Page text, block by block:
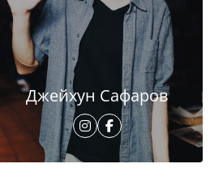
Джейхун Сафаров